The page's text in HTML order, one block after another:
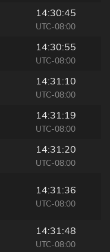
14:30:45
UTC-08:00
14:30:55
UTC-08:00
14:31:10
UTC-08:00
14:31:19
UTC-08:00
14:31:20
UTC-08:00
14:31:36
UTC-08:00
14:31:48
UTC-08:00